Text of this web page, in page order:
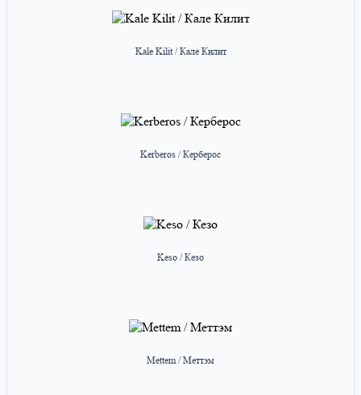
Kale Kilit / Кале Килит
Kerberos / Керберос
Keso / Кезо
Mettem / Меттэм